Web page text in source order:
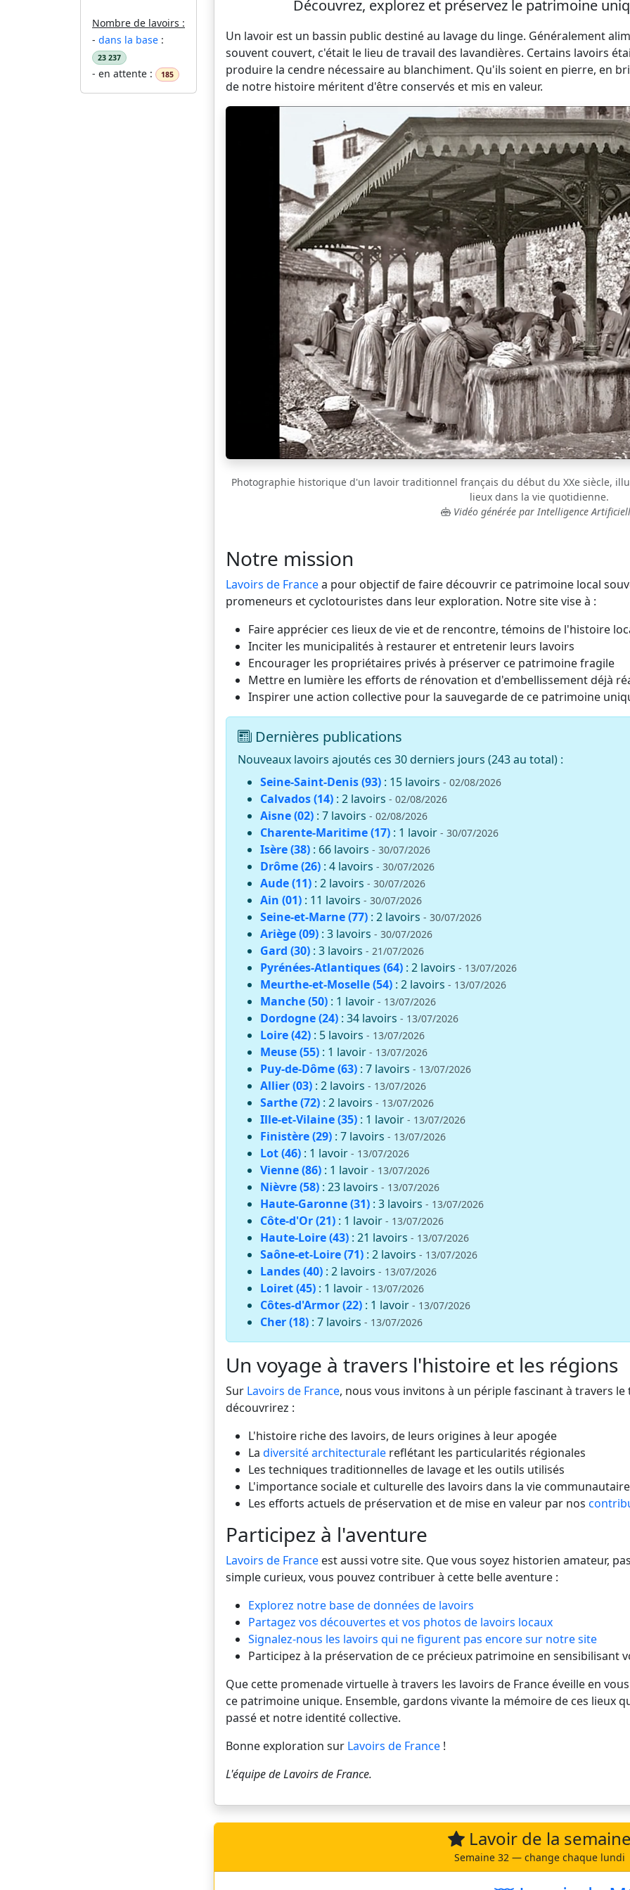
Nombre de lavoirs :
- dans la base :
23 237
- en attente : 185
Découvrez, explorez et préservez le patrimoine
Un lavoir est un bassin public destiné au lavage du linge. Généralement
souvent couvert, c'était le lieu de travail des lavandières. Certains lavoirs
produire la cendre nécessaire au blanchiment. Qu'ils soient en pierre, en
de notre histoire méritent d'être conservés et mis en valeur.
Photographie historique d'un lavoir traditionnel français du début du XXe siècle,
lieux dans la vie quotidienne.
Vidéo générée par Intelligence
Notre mission
Lavoirs de Francea pour objectif de faire découvrir ce patrimoine local
promeneurs et cyclotouristes dans leur exploration. Notre site vise à :
Faire apprécier ces lieux de vie et de rencontre, témoins de l'histoire
Inciter les municipalités à restaurer et entretenir leurs lavoirs
Encourager les propriétaires privés à préserver ce patrimoine fragile
Mettre en lumière les efforts de rénovation et d'embellissement déjà
Inspirer une action collective pour la sauvegarde de ce patrimoine
Dernières publications
Nouveaux lavoirs ajoutés ces 30 derniers jours (243 au total) :
Seine-Saint-Denis (93) : 15 lavoirs - 02/08/2026
Calvados (14) : 2 lavoirs - 02/08/2026
Aisne (02) : 7 lavoirs - 02/08/2026
Charente-Maritime (17) : 1 lavoir - 30/07/2026
Isère (38) : 66 lavoirs - 30/07/2026
Drôme (26) : 4 lavoirs - 30/07/2026
Aude (11) : 2 lavoirs - 30/07/2026
Ain (01) : 11 lavoirs - 30/07/2026
Seine-et-Marne (77) : 2 lavoirs - 30/07/2026
Ariège (09) : 3 lavoirs - 30/07/2026
Gard (30) : 3 lavoirs - 21/07/2026
Pyrénées-Atlantiques (64) : 2 lavoirs - 13/07/2026
Meurthe-et-Moselle (54) : 2 lavoirs - 13/07/2026
Manche (50) : 1 lavoir - 13/07/2026
Dordogne (24) : 34 lavoirs - 13/07/2026
Loire (42) : 5 lavoirs - 13/07/2026
Meuse (55) : 1 lavoir - 13/07/2026
Puy-de-Dôme (63) : 7 lavoirs - 13/07/2026
Allier (03) : 2 lavoirs - 13/07/2026
Sarthe (72) : 2 lavoirs - 13/07/2026
Ille-et-Vilaine (35) : 1 lavoir - 13/07/2026
Finistère (29) : 7 lavoirs - 13/07/2026
Lot (46) : 1 lavoir - 13/07/2026
Vienne (86) : 1 lavoir - 13/07/2026
Nièvre (58) : 23 lavoirs - 13/07/2026
Haute-Garonne (31) : 3 lavoirs - 13/07/2026
Côte-d'Or (21) : 1 lavoir - 13/07/2026
Haute-Loire (43) : 21 lavoirs - 13/07/2026
Saône-et-Loire (71) : 2 lavoirs - 13/07/2026
Landes (40) : 2 lavoirs - 13/07/2026
Loiret (45) : 1 lavoir - 13/07/2026
Côtes-d'Armor (22) : 1 lavoir - 13/07/2026
Cher (18) : 7 lavoirs - 13/07/2026
Un voyage à travers l'histoire et les régions
Sur Lavoirs de France, nous vous invitons à un périple fascinant à travers
découvrirez :
L'histoire riche des lavoirs, de leurs origines à leur apogée
La diversité architecturale reflétant les particularités régionales
Les techniques traditionnelles de lavage et les outils utilisés
L'importance sociale et culturelle des lavoirs dans la vie communautaire
Les efforts actuels de préservation et de mise en valeur par nos
Participez à l'aventure
Lavoirs de France est aussi votre site. Que vous soyez historien amateur,
simple curieux, vous pouvez contribuer à cette belle aventure :
Explorez notre base de données de lavoirs
Partagez vos découvertes et vos photos de lavoirs locaux
Signalez-nous les lavoirs qui ne figurent pas encore sur notre site
Participez à la préservation de ce précieux patrimoine en sensibilisant
Que cette promenade virtuelle à travers les lavoirs de France éveille en
ce patrimoine unique. Ensemble, gardons vivante la mémoire de ces lieux
passé et notre identité collective.
Bonne exploration sur Lavoirs de France !
L'équipe deLavoirs de France.
Lavoir de la semaine
Semaine 32 — change chaque lundi